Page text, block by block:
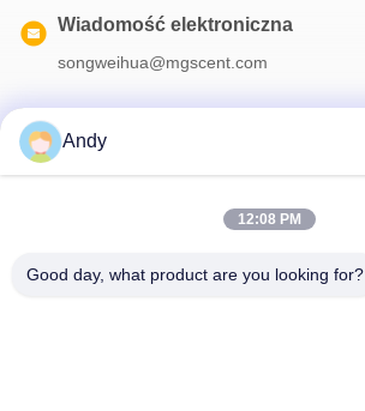
Wiadomość elektroniczna
songweihua@mgscent.com
Andy
12:08 PM
Good day, what product are you looking for?